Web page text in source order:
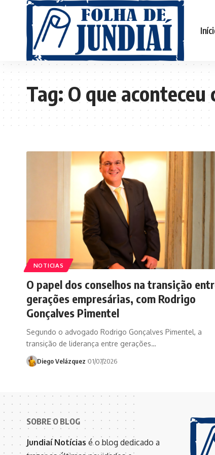
Tag:O que
NOTICIAS
O papel dos conselhos na transição
gerações empresárias, com Rodrigo
Gonçalves Pimentel
Segundo o advogado Rodrigo Gonçalves Pimentel, a
transição de liderança entre gerações…
Diego Velázquez 01/07/2026
SOBRE O BLOG
Jundiaí Notícias é o blog dedicado a